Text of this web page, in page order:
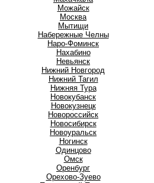
Можайск
Москва
Мытищи
Набережные Челны
Наро-Фоминск
Нахабино
Невьянск
Нижний Новгород
Нижний Тагил
Нижняя Тура
Новокубанск
Новокузнецк
Новороссийск
Новосибирск
Новоуральск
Ногинск
Одинцово
Омск
Оренбург
Орехово-Зуево